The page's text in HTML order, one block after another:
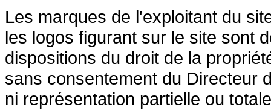
Les marques de l'exploitant du
les logos figurant sur le site sont
dispositions du droit de la
sans consentement du Directeur
ni représentation partielle ou